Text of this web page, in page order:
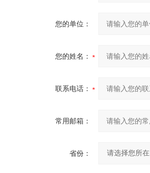
您的单位：
您的姓名：
联系电话：
常用邮箱：
省份：